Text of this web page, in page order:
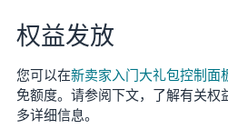
权益发放
您可以在新卖家入门大礼包控制面
免额度。请参阅下文，了解有关权
多详细信息。